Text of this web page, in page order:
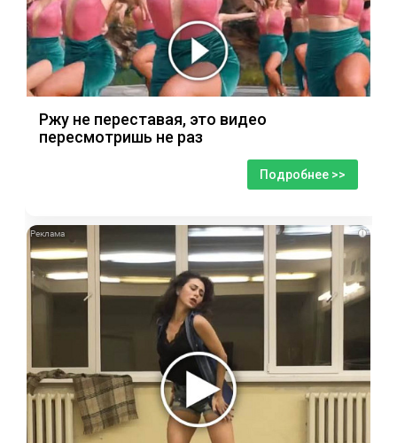
Ржу не переставая, это видео
пересмотришь не раз
Подробнее >>
i